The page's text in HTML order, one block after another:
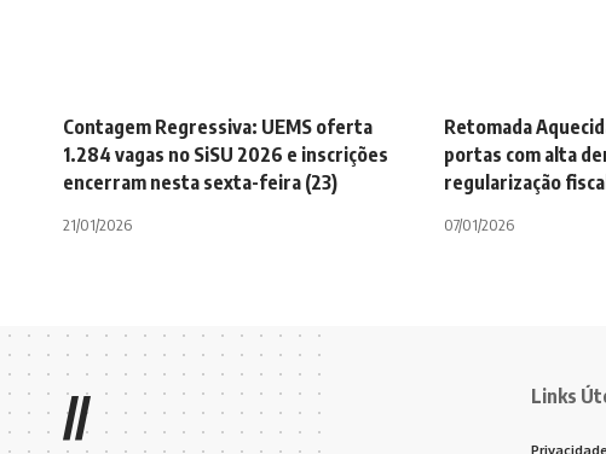
Contagem Regressiva: UEMS oferta
1.284 vagas no SiSU 2026 e inscrições
encerram nesta sexta-feira (23)
21/01/2026
Retomada
portas com alta
regularização
07/01/2026
// Links
Privacidade